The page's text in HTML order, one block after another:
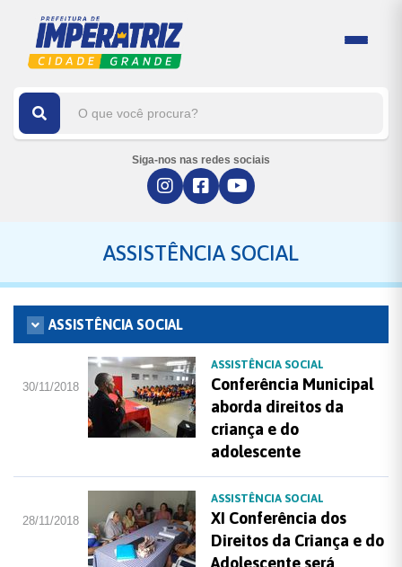
Siga-nos nas redes sociais
ASSISTÊNCIA SOCIAL
ASSISTÊNCIA SOCIAL
30/11/2018
ASSISTÊNCIA SOCIAL
Conferência Municipal
aborda direitos da
criança e do
adolescente
28/11/2018
ASSISTÊNCIA SOCIAL
XI Conferência dos
Direitos da Criança e do
Adolescente será